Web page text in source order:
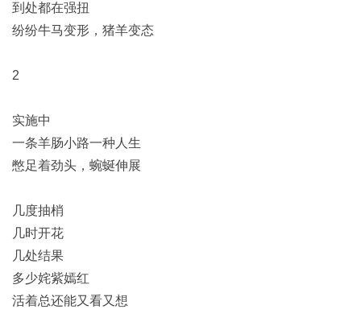
到处都在强扭
纷纷牛马变形，猪羊变态
2
实施中
一条羊肠小路一种人生
憋足着劲头，蜿蜒伸展
几度抽梢
几时开花
几处结果
多少姹紫嫣红
活着总还能又看又想